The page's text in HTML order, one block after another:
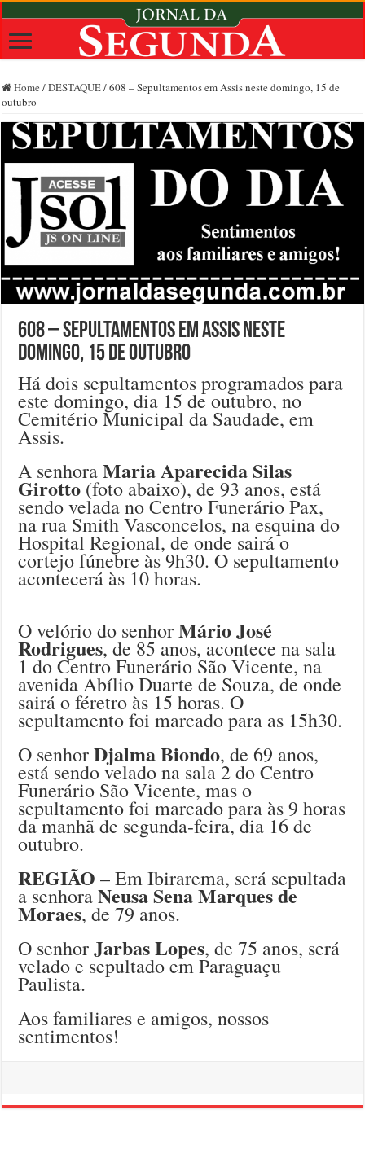
Home /DESTAQUE/608 – Sepultamentos em Assis neste domingo, 15 de
outubro
608 – Sepultamentos em Assis neste
domingo, 15 de outubro
Há dois sepultamentos programados para
este domingo, dia 15 de outubro, no
Cemitério Municipal da Saudade, em
Assis.
A senhoraMaria Aparecida Silas
Girotto (foto abaixo), de 93 anos, está
sendo velada no Centro Funerário Pax,
na rua Smith Vasconcelos, na esquina do
Hospital Regional, de onde sairá o
cortejo fúnebre às 9h30. O sepultamento
acontecerá às 10 horas.
O velório do senhorMário José
Rodrigues, de 85 anos, acontece na sala
1 do Centro Funerário São Vicente, na
avenida Abílio Duarte de Souza, de onde
sairá o féretro às 15 horas. O
sepultamento foi marcado para as 15h30.
O senhorDjalma Biondo, de 69 anos,
está sendo velado na sala 2 do Centro
Funerário São Vicente, mas o
sepultamento foi marcado para às 9 horas
da manhã de segunda-feira, dia 16 de
outubro.
REGIÃO – Em Ibirarema, será sepultada
a senhoraNeusa Sena Marques de
Moraes, de 79 anos.
O senhorJarbas Lopes, de 75 anos, será
velado e sepultado em Paraguaçu
Paulista.
Aos familiares e amigos, nossos
sentimentos!